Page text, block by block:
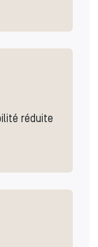
réduite